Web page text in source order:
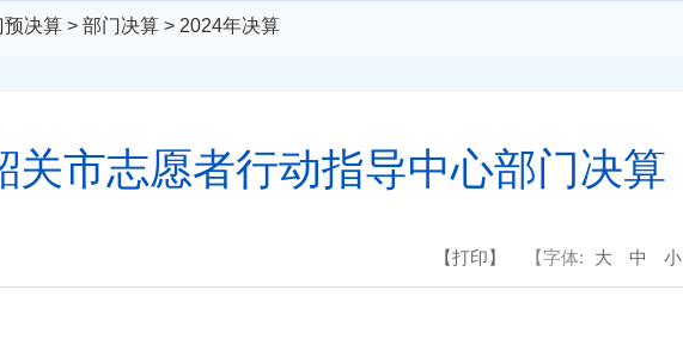
预决算 > 部门决算 > 2024年决算
关市志愿者行动指导中心部门决算
【打印】 【字体: 大 中 小